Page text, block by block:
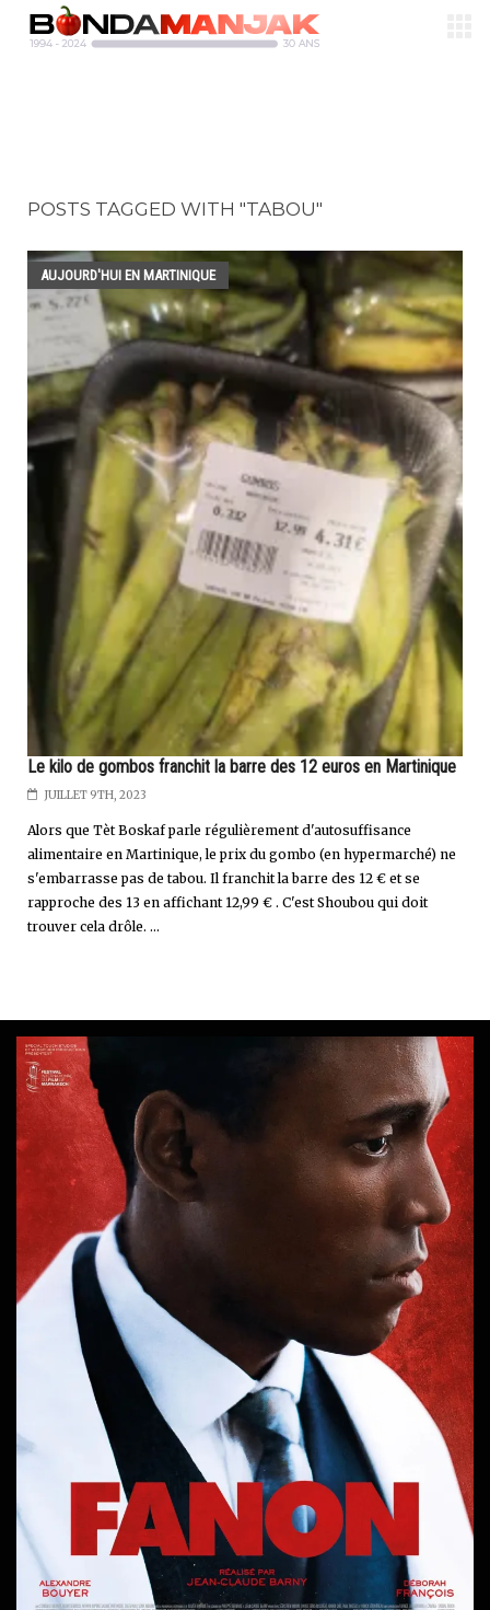
POSTS TAGGED WITH "TABOU"
AUJOURD'HUI EN MARTINIQUE
Le kilo de gombos franchit la barre des 12 euros en Martinique
JUILLET 9TH, 2023
Alors que Tèt Boskaf parle régulièrement d'autosuffisance
alimentaire en Martinique, le prix du gombo (en hypermarché) ne
s'embarrasse pas de tabou. Il franchit la barre des 12 € et se
rapproche des 13 en affichant 12,99 € . C'est Shoubou qui doit
trouver cela drôle. ...